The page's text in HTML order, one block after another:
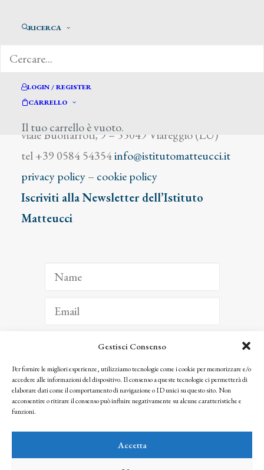
Gestisci Consenso
Per fornire le migliori esperienze, utilizziamo tecnologie come i cookie per memorizzare e/o
accedere alle informazioni del dispositivo. Il consenso a queste tecnologie ci permetterà di
elaborare dati come il comportamento di navigazione o ID unici su questo sito. Non
acconsentire o ritirare il consenso può influire negativamente su alcune caratteristiche e
funzioni.
Accetta
RICERCA
LOGIN / REGISTER
CARRELLO
Il tuo carrello è vuoto.
viale Buonarroti, 9 – 55049 Viareggio (LU)
tel +39 0584 54354info@istitutomatteucci.it
privacy policy– cookie policy
Iscriviti alla Newsletter dell’Istituto
Matteucci
ISCRIVITI
Facendo clic per iscriverti, riconosci che le tue informazioni saranno trattate
seguendo la nostra Privacy Policy
© 2025 Istituto Matteucci. All right reserved
l’autorizzazione scritta dei proprietari dei diritti e dell’Istituto Matteucci